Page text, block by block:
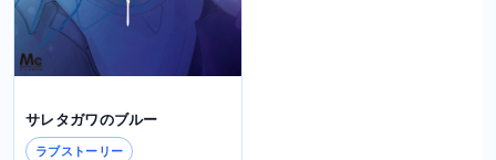
サレタガワのブルー
ラブストーリー